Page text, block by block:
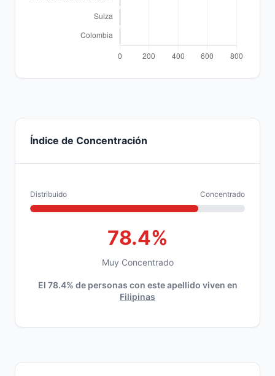
Índice de Concentración
Distribuido Concentrado
78.4%
Muy Concentrado
El 78.4% de personas con este apellido viven en
Filipinas